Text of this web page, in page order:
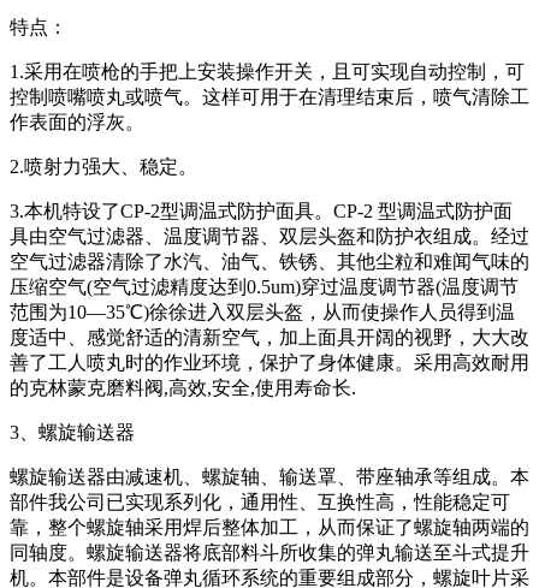
特点：
1.采用在喷枪的手把上安装操作开关，且可实现自动控制，可
控制喷嘴喷丸或喷气。这样可用于在清理结束后，喷气清除工
作表面的浮灰。
2.喷射力强大、稳定。
3.本机特设了CP-2型调温式防护面具。CP-2 型调温式防护面
具由空气过滤器、温度调节器、双层头盔和防护衣组成。经过
空气过滤器清除了水汽、油气、铁锈、其他尘粒和难闻气味的
压缩空气(空气过滤精度达到0.5um)穿过温度调节器(温度调节
范围为10—35℃)徐徐进入双层头盔，从而使操作人员得到温
度适中、感觉舒适的清新空气，加上面具开阔的视野，大大改
善了工人喷丸时的作业环境，保护了身体健康。采用高效耐用
的克林蒙克磨料阀,高效,安全,使用寿命长.
3、螺旋输送器
螺旋输送器由减速机、螺旋轴、输送罩、带座轴承等组成。本
部件我公司已实现系列化，通用性、互换性高，性能稳定可
靠，整个螺旋轴采用焊后整体加工，从而保证了螺旋轴两端的
同轴度。螺旋输送器将底部料斗所收集的弹丸输送至斗式提升
机。本部件是设备弹丸循环系统的重要组成部分，螺旋叶片采